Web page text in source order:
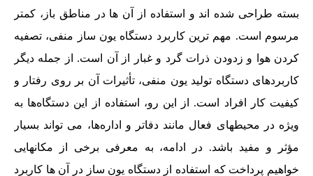
بسته طراحی شده اند و استفاده از آن ها در مناطق باز، کمتر
مرسوم است. مهم ترین کاربرد دستگاه یون ساز منفی، تصفیه
کردن هوا و زدودن ذرات گرد و غبار از آن است. از جمله دیگر
کاربردهای دستگاه تولید یون منفی، تأثیرات آن بر روی رفتار و
کیفیت کار افراد است. از این رو، استفاده از این دستگاه‌ها به
ویژه در محیطهای فعال مانند دفاتر و اداره‌ها، می تواند بسیار
مؤثر و مفید باشد. در ادامه، به معرفی برخی از مکانهایی
خواهیم پرداخت که استفاده از دستگاه یون ساز در آن ها کاربرد